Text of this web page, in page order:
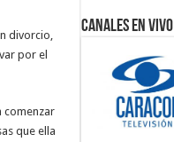
divorcio,
por el
comenzar
que ella
Canales En Vivo